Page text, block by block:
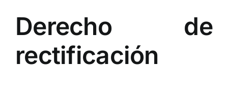
Derecho de
rectificación